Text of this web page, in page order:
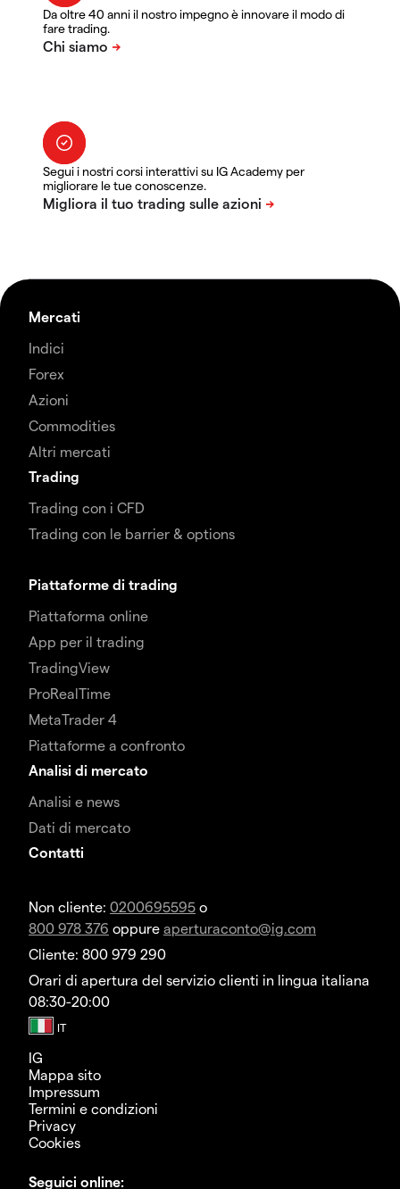
Da oltre 40 anni il nostro impegno è innovare il modo di
fare trading.
Segui i nostri corsi interattivi su IG Academy per
migliorare le tue conoscenze.
Mercati
Indici
Forex
Azioni
Commodities
Altri mercati
Trading
Trading con i CFD
Trading con le barrier & options
Piattaforme di trading
Piattaforma online
App per il trading
TradingView
ProRealTime
MetaTrader 4
Piattaforme a confronto
Analisi di mercato
Analisi e news
Dati di mercato
Contatti
Non cliente: 0200695595 o
800 978 376 oppure aperturaconto@ig.com
Cliente: 800 979 290
Orari di apertura del servizio clienti in lingua italiana
08:30-20:00
IG
Mappa sito
Impressum
Termini e condizioni
Privacy
Cookies
Seguici online: